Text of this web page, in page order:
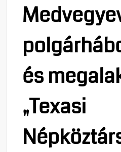
és
„Texasi